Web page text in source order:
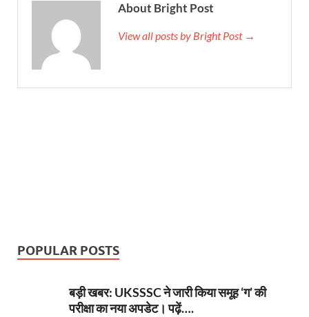
About Bright Post
View all posts by Bright Post →
POPULAR POSTS
बड़ी खबर: UKSSSC ने जारी किया समूह ‘ग’ की
परीक्षा का नया अपडेट। पढ़ें….